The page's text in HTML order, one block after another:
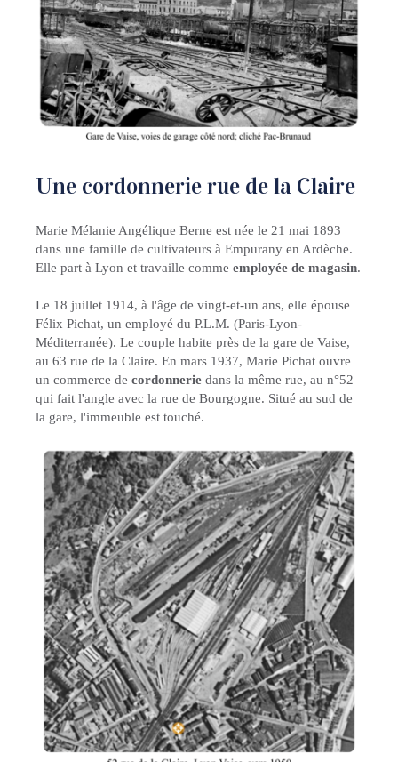
Une cordonnerie rue de la Claire
Marie Mélanie Angélique Berne est née le 21 mai 1893
dans une famille de cultivateurs à Empurany en Ardèche.
Elle part à Lyon et travaille comme employée de magasin.
Le 18 juillet 1914, à l'âge de vingt-et-un ans, elle épouse
Félix Pichat, un employé du P.L.M. (Paris-Lyon-
Méditerranée). Le couple habite près de la gare de Vaise,
au 63 rue de la Claire. En mars 1937, Marie Pichat ouvre
un commerce de cordonnerie dans la même rue, au n°52
qui fait l'angle avec la rue de Bourgogne. Situé au sud de
la gare, l'immeuble est touché.